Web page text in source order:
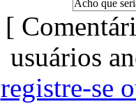
Acho que
[
usuários
registre-se